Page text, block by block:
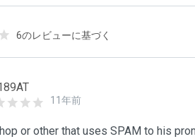
6のレビューに基づく
11年前
or other that uses SPAM to his